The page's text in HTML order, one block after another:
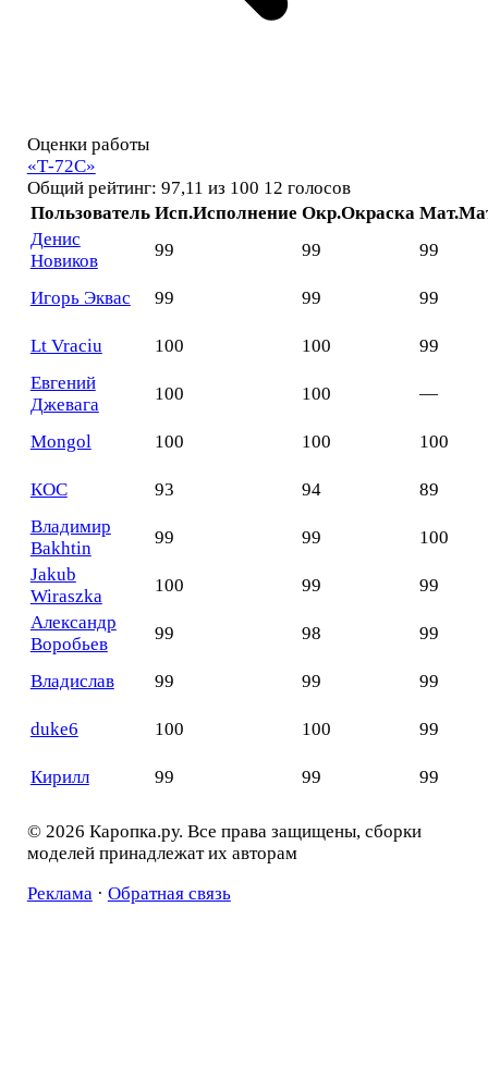
Оценки работы
«Т-72С»
Общий рейтинг: 97,11 из 100 12 голосов
Пользователь Исп.Исполнение Окр.Окраска Мат.
Денис
Новиков
99 99 99
Игорь Эквас 99 99 99
Lt Vraciu 100 100
99
Евгений
Джевага
100 100 —
Mоngol 100 100 100
КОС 93 94
89
Владимир
Bakhtin
99 99
100
Jakub
Wiraszka
100 99
99
Александр
Воробьев
99 98 99
Владислав 99 99 99
duke6 100 100 99
Кирилл 99 99 99
© 2026 Каропка.ру. Все права защищены, сборки
моделей принадлежат их авторам
Реклама· Обратная связь